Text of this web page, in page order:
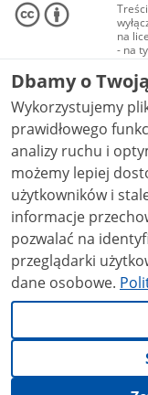
na
- na
audio
NC-
Dbamy o
Wykorzystujemy
prawidłowego
analizy ruchu i
możemy lepiej
użytkowników i stale
informacje
pozwalać na
przeglądarki
dane osobowe.